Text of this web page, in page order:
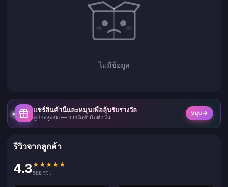
ไม่มีข้อมูล
แชร์สินค้านี้และหมุนเพื่อลุ้นรับรางวัล
คูปองสูงสุด — รางวัลจำกัดต่อวัน
หมุน
รีวิวจากลูกค้า
4.3★ ★ ★ ★ ★
588 รีวิว